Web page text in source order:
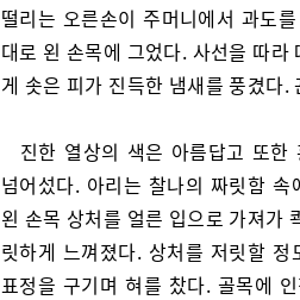
떨리는 오른손이 주머니에서 과도
대로 왼 손목에 그었다. 사선을 따
게 솟은 피가 진득한 냄새를 풍겼다
진한 열상의 색은 아름답고 또한
넘어섰다. 아리는 찰나의 짜릿함
왼 손목 상처를 얼른 입으로 가져가
릿하게 느껴졌다. 상처를 저릿할
표정을 구기며 혀를 찼다. 골목에